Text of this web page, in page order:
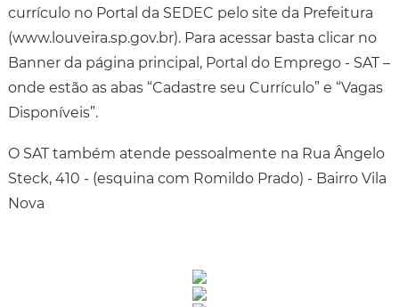
currículo no Portal da SEDEC pelo site da Prefeitura
(www.louveira.sp.gov.br). Para acessar basta clicar no
Banner da página principal, Portal do Emprego - SAT –
onde estão as abas “Cadastre seu Currículo” e “Vagas
Disponíveis”.
O SAT também atende pessoalmente na Rua Ângelo
Steck, 410 - (esquina com Romildo Prado) - Bairro Vila
Nova